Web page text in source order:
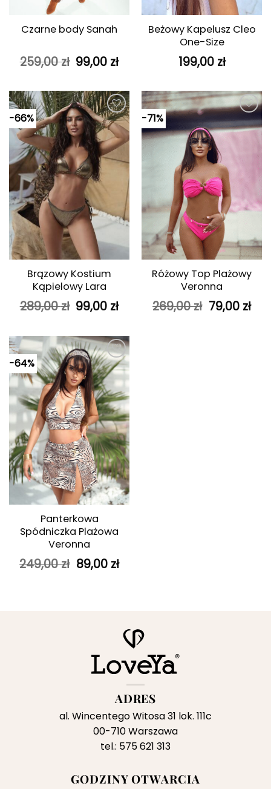
Czarne body Sanah
259,00zł Pierwotna
cena
259,00 zł.
99,00 złAktualna
99,00 zł.
Beżowy Kapelusz Cleo
One-Size
199,00 zł
-66%
Dodaj do
ulubionych
Brązowy Kostium
Kąpielowy Lara
289,00zł Pierwotna
cena
289,00 zł.
99,00 złAktualna
99,00 zł.
-71%
Dodaj do
ulubionych
Różowy Top Plażowy
Veronna
269,00zł Pierwotna
cena
79,00 zł
-64%
Dodaj do
ulubionych
Panterkowa
Spódniczka Plażowa
Veronna
249,00zł Pierwotna
cena
89,00 złAktualna
ADRES
al. Wincentego Witosa 31 lok. 111c
00-710 Warszawa
tel.: 575 621 313
GODZINY OTWARCIA